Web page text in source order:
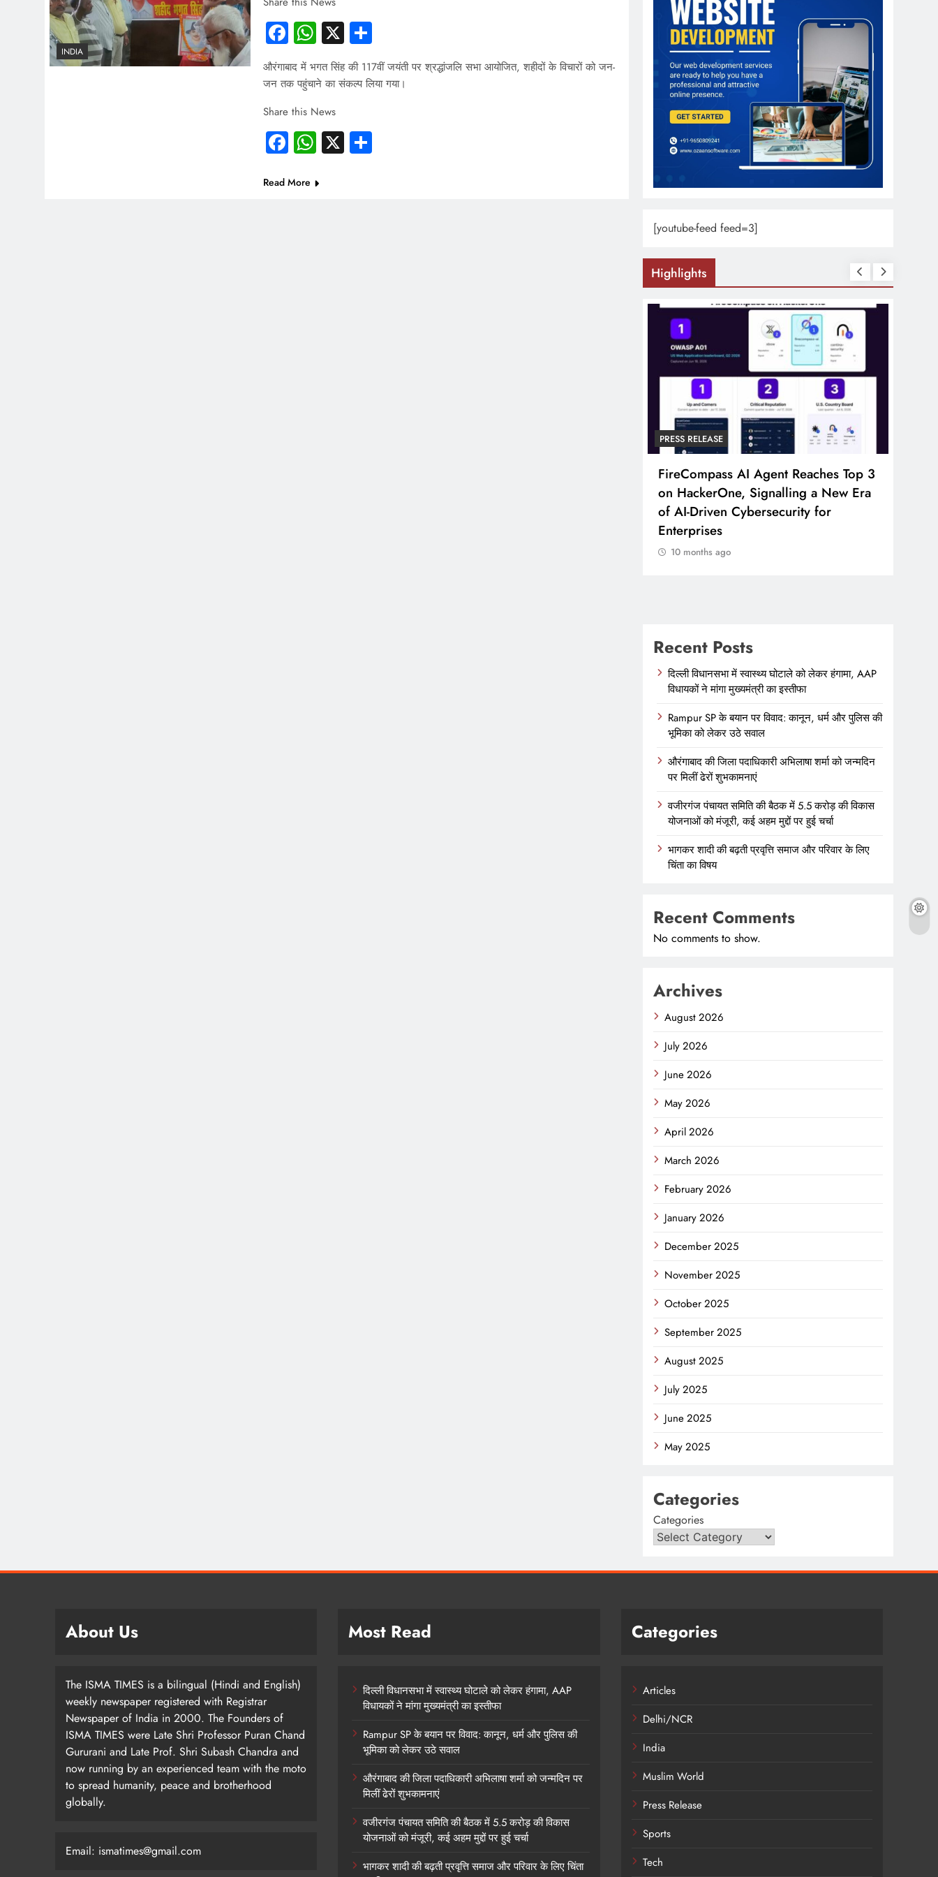
INDIA
Facebook
WhatsApp
X
औरंगाबाद में भगत सिंह की 117वीं जयंती पर श्रद्धांजलि सभा आयोजित, शहीदों के विचारों को जन-
जन तक पहुंचाने का संकल्प लिया गया।
Share this News
Facebook
WhatsApp
X
Read More
[youtube-feed feed=3]
Highlights
PRESS RELEASE
FireCompass AI Agent Reaches Top 3
on HackerOne, Signalling a New Era
of AI-Driven Cybersecurity for
Enterprises
10 months ago
Recent Posts
दिल्ली विधानसभा में स्वास्थ्य घोटाले को लेकर हंगामा, AAP
विधायकों ने मांगा मुख्यमंत्री का इस्तीफा
Rampur SP के बयान पर विवाद: कानून, धर्म और पुलिस की
भूमिका को लेकर उठे सवाल
औरंगाबाद की जिला पदाधिकारी अभिलाषा शर्मा को जन्मदिन
पर मिलीं ढेरों शुभकामनाएं
वजीरगंज पंचायत समिति की बैठक में 5.5 करोड़ की विकास
योजनाओं को मंजूरी, कई अहम मुद्दों पर हुई चर्चा
भागकर शादी की बढ़ती प्रवृत्ति समाज और परिवार के लिए
चिंता का विषय
Recent Comments
No comments to show.
Archives
August 2026
July 2026
June 2026
May 2026
April 2026
March 2026
February 2026
January 2026
December 2025
November 2025
October 2025
September 2025
August 2025
July 2025
June 2025
May 2025
Categories
Categories
About Us
The ISMA TIMES is a bilingual (Hindi and English)
weekly newspaper registered with Registrar
Newspaper of India in 2000. The Founders of
ISMA TIMES were Late Shri Professor Puran Chand
Gururani and Late Prof. Shri Subash Chandra and
now running by an experienced team with the moto
to spread humanity, peace and brotherhood
globally.
Email: ismatimes@gmail.com
Most Read
दिल्ली विधानसभा में स्वास्थ्य घोटाले को लेकर हंगामा, AAP
विधायकों ने मांगा मुख्यमंत्री का इस्तीफा
Rampur SP के बयान पर विवाद: कानून, धर्म और पुलिस की
भूमिका को लेकर उठे सवाल
औरंगाबाद की जिला पदाधिकारी अभिलाषा शर्मा को जन्मदिन पर
मिलीं ढेरों शुभकामनाएं
वजीरगंज पंचायत समिति की बैठक में 5.5 करोड़ की विकास
योजनाओं को मंजूरी, कई अहम मुद्दों पर हुई चर्चा
भागकर शादी की बढ़ती प्रवृत्ति समाज और परिवार के लिए चिंता
Categories
Articles
Delhi/NCR
India
Muslim World
Press Release
Sports
Tech